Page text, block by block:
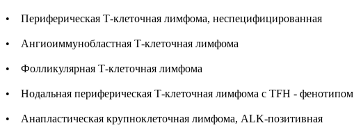
• Периферическая Т-клеточная лимфома, неспецифицированная
• Ангиоиммунобластная Т-клеточная лимфома
• Фолликулярная Т-клеточная лимфома
• Нодальная периферическая Т-клеточная лимфома с TFH - фенотипом
• Анапластическая крупноклеточная лимфома, ALK-позитивная